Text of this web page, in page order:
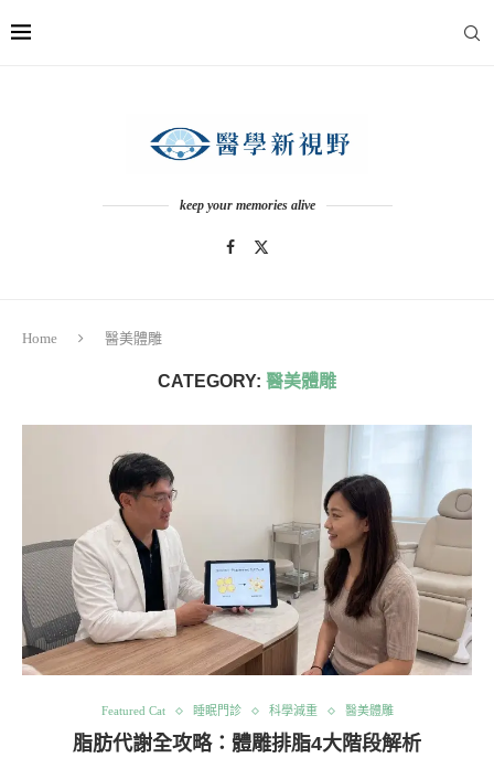
keep your memories alive
Home 醫美體雕
CATEGORY: 醫美體雕
Featured Cat 睡眠門診 科學減重 醫美體雕
脂肪代謝全攻略：體雕排脂4大階段解析